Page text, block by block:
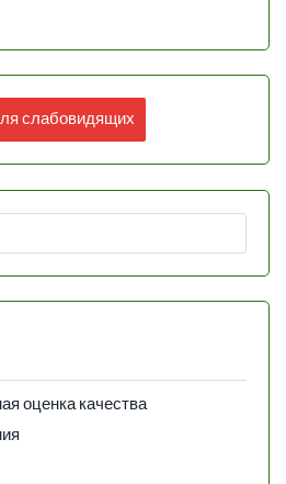
слабовидящих
оценка качества